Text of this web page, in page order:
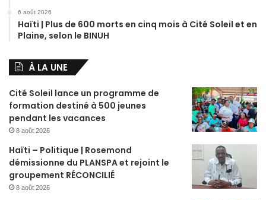
6 août 2026
Haïti | Plus de 600 morts en cinq mois à Cité Soleil et en
Plaine, selon le BINUH
À LA UNE
Cité Soleil lance un programme de
formation destiné à 500 jeunes
pendant les vacances
8 août 2026
Haïti – Politique | Rosemond
démissionne du PLANSPA et rejoint le
groupement RÉCONCILIÉ
8 août 2026